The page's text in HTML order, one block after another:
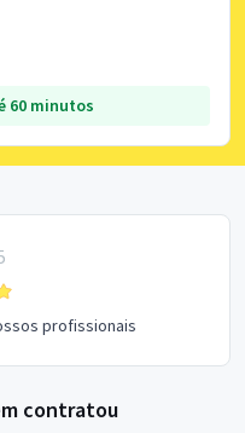
60 minutos
profissionais
contratou